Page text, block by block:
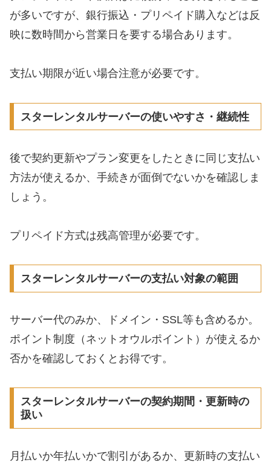
が多いですが、銀行振込・プリペイド購入などは反
映に数時間から営業日を要する場合あります。
支払い期限が近い場合注意が必要です。
スターレンタルサーバーの使いやすさ・継続性
後で契約更新やプラン変更をしたときに同じ支払い
方法が使えるか、手続きが面倒でないかを確認しま
しょう。
プリペイド方式は残高管理が必要です。
スターレンタルサーバーの支払い対象の範囲
サーバー代のみか、ドメイン・SSL等も含めるか。
ポイント制度（ネットオウルポイント）が使えるか
否かを確認しておくとお得です。
スターレンタルサーバーの契約期間・更新時の
扱い
月払いか年払いかで割引があるか、更新時の支払い